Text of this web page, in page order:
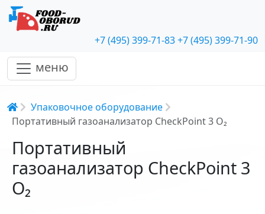
+7 (495) 399-71-83+7 (495) 399-71-90
меню
Строка навигации
Упаковочное оборудование
Портативный газоанализатор CheckPoint 3 O₂
Портативный
газоанализатор CheckPoint 3
O₂